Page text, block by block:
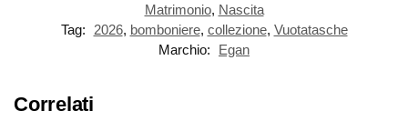
Matrimonio, Nascita
Tag:
2026, bomboniere, collezione, Vuotatasche
Marchio:
Egan
Correlati